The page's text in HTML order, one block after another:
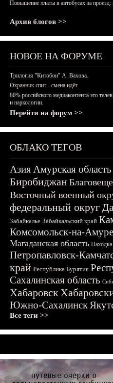
Повышение платы в автобусах за проезд:
Архив блогов >>
НОВОЕ НА ФОРУМЕ
Трилогия "Китобои" А. Вахова.
Охранник спит - смена идёт
80% российского медиаконтента это
и наркологии.
Перейти на форум >>
ОБЛАКО ТЕГОВ
АзияАмурская область
Биробиджан
Восточный военный
федеральный округ
Забайкалье Забайкальский край
Комсомольск-на-Амуре
Магаданская область Находка
Петропавловск-
край Республика Бурятия
Сахалинская область
Хабаровск
Южно-Сахалинск
Все теги >>